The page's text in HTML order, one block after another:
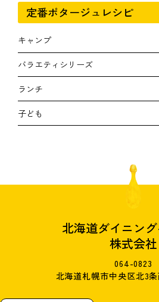
定番ポタージュレシピ
キャンプ
バラエティシリーズ
ランチ
子ども
北海道ダイニン
株式会社
064-0823
北海道札幌市中央区北3